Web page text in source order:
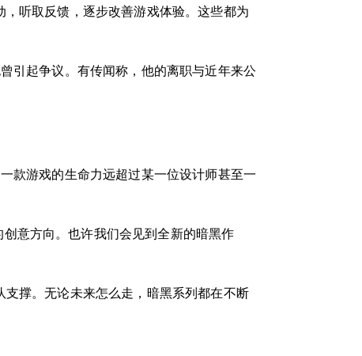
听取反馈，逐步改善游戏体验。这些都为
引起争议。有传闻称，他的离职与近年来公
款游戏的生命力远超过某一位设计师甚至一
意方向。也许我们会见到全新的暗黑作
撑。无论未来怎么走，暗黑系列都在不断